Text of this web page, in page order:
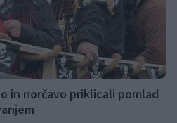
in norčavo priklicali pomlad